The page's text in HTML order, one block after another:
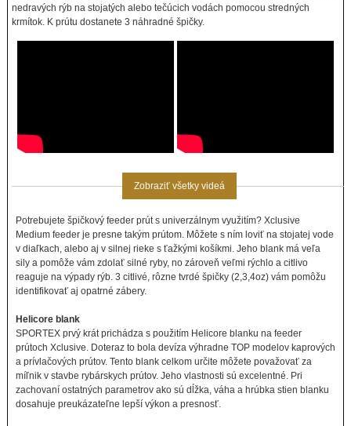
nedravých rýb na stojatých alebo tečúcich vodách pomocou stredných
krmítok. K prútu dostanete 3 náhradné špičky.
Zobraziť všetky videá
Potrebujete špičkový feeder prút s univerzálnym využitím? Xclusive
Medium feeder je presne takým prútom. Môžete s ním loviť na stojatej vode
v diaľkach, alebo aj v silnej rieke s ťažkými košíkmi. Jeho blank má veľa
sily a pomôže vám zdolať silné ryby, no zároveň veľmi rýchlo a citlivo
reaguje na výpady rýb. 3 citlivé, rôzne tvrdé špičky (2,3,4oz) vám pomôžu
identifikovať aj opatrné zábery.
Helicore blank
SPORTEX prvý krát prichádza s použitím Helicore blanku na feeder
prútoch Xclusive. Doteraz to bola devíza výhradne TOP modelov kaprových
a prívlačových prútov. Tento blank celkom určite môžete považovať za
míľnik v stavbe rybárskych prútov. Jeho vlastnosti sú excelentné. Pri
zachovaní ostatných parametrov ako sú dĺžka, váha a hrúbka stien blanku
dosahuje preukázateľne lepší výkon a presnosť.